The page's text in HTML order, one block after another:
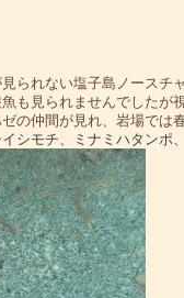
られない塩子島ノースチ
も見られませんでしたが
の仲間が見れ、岩場では
シモチ、ミナミハタンポ